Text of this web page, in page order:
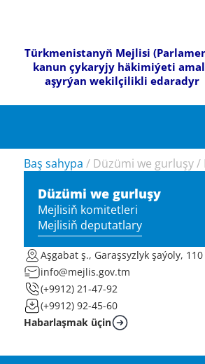
Türkmenistanyň Mejlisi
kanun çykaryjy häkimiýeti
aşyrýan wekilçilikli edaradyr
Baş sahypa / Düzümi we gurluşy /
Düzümi we gurluşy
Mejlisiň komitetleri
Mejlisiň deputatlary
Aşgabat ş., Garaşsyzlyk şaýoly, 110
info@mejlis.gov.tm
(+9912) 21-47-92
(+9912) 92-45-60
Habarlaşmak üçin